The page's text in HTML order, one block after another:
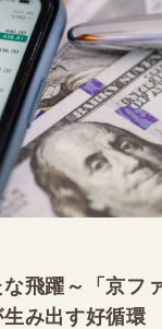
飛躍～「京フ
み出す好循環